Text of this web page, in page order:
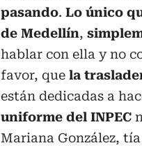
pasando. Lo único
de Medellín,
hablar con ella y no
favor, que la
están dedicadas a
uniforme del INPEC
Mariana González,